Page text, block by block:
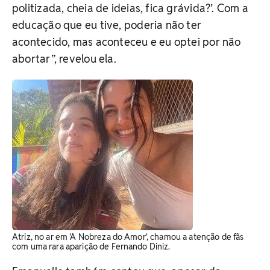
politizada, cheia de ideias, fica grávida?’. Com a
educação que eu tive, poderia não ter
acontecido, mas aconteceu e eu optei por não
abortar”, revelou ela.
Atriz, no ar em 'A Nobreza do Amor', chamou a atenção de fãs
com uma rara aparição de Fernando Diniz.